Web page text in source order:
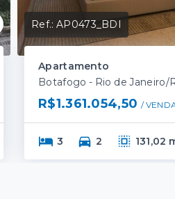
Ref.:AP0473_BDI
Apartamento
Botafogo - Rio de Janeiro/
R$1.361.054,50 /
3 2 131,02